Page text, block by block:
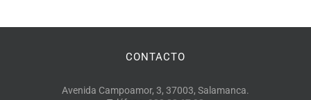
CONTACTO
Avenida Campoamor, 3, 37003, Salamanca.